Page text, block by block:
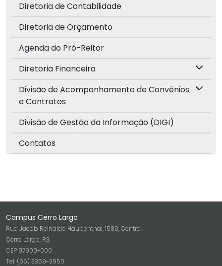
Diretoria de Contabilidade
Diretoria de Orçamento
Agenda do Pró-Reitor
Diretoria Financeira
Divisão de Acompanhamento de Convênios
e Contratos
Divisão de Gestão da Informação (DIGI)
Contatos
Campus Cerro Largo
Rua Jacob Reinaldo Haupenthal, 1580, Centro,
Cerro Largo, RS
CEP 97900-000
Tel. (55) 3359-3950